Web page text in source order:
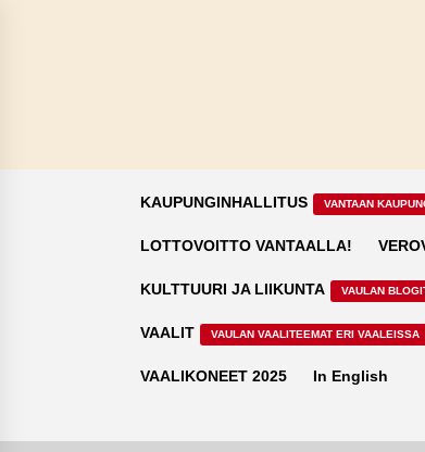
KAUPUNGINHALLITUS VANTAAN
LOTTOVOITTO VANTAALLA!
KULTTUURI JA LIIKUNTA VAULAN
VAALIT VAULAN VAALITEEMAT ERI VAALEISSA
VAALIKONEET 2025 In English